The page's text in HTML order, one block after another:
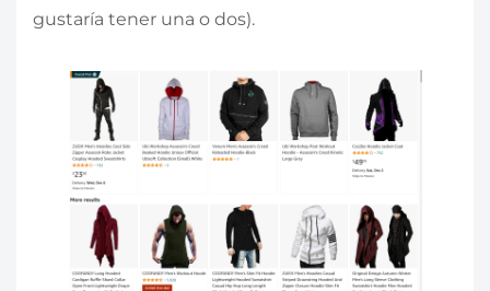
gustaría tener una o dos).